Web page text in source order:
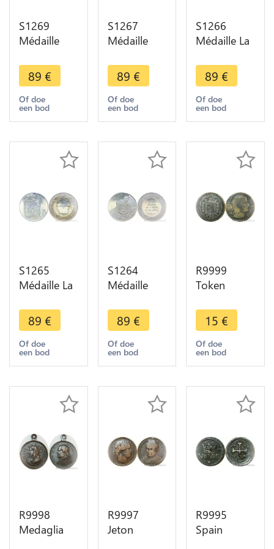
S1269
Médaille
Rembrandt
1655 Silver
950/1000
Proof ->
89 €
Of doe
een bod
S1267
Médaille
Nicolas
Ruts
Rembrandt
1631 Silver
Proof
89 €
Of doe
een bod
S1266
Médaille La
de Croix
Rembrandt
1633 Silver
950/1000
89 €
Of doe
een bod
S1265
Médaille La
Rembrandt
1648 Silver
950/1000
Proof ->
89 €
Of doe
een bod
S1264
Médaille
Ruine de
Jerusalem
Rembrandt
1630 Silver
Proof
89 €
Of doe
een bod
R9999
Token
1794 1815
Pace Perp
Avg Liberivs
Roman
15 €
Of doe
een bod
R9998
Medaglia
R9997
Jeton
R9995
Spain